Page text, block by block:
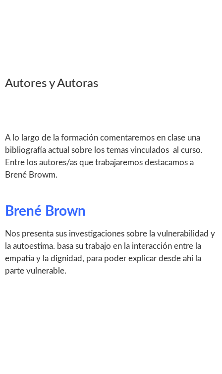
Autores y Autoras
A lo largo de la formación comentaremos en clase una
bibliografía actual sobre los temas vinculados al curso.
Entre los autores/as que trabajaremos destacamos a
Brené Browm.
Brené Brown
Nos presenta sus investigaciones sobre la vulnerabilidad y
la autoestima. basa su trabajo en la interacción entre la
empatía y la dignidad, para poder explicar desde ahí la
parte vulnerable.